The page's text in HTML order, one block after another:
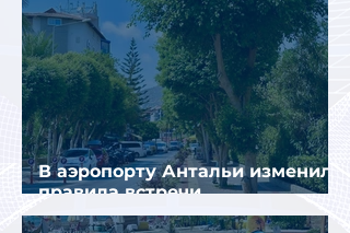
В аэропорту Антальи изменили
правила встречи
организованных туристов